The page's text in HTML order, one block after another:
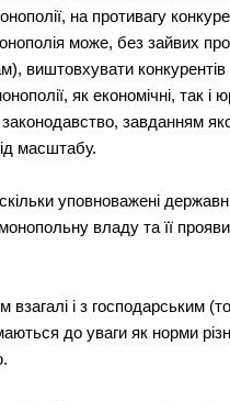
на противагу
може, без зайвих
виштовхувати
як економічні, так і
завданням
масштабу.
уповноважені
владу та її
взагалі і з господарським
до уваги як норми